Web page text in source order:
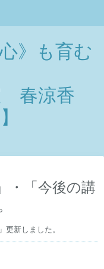
》も育む
春涼香
・「今後の講
更新しました。